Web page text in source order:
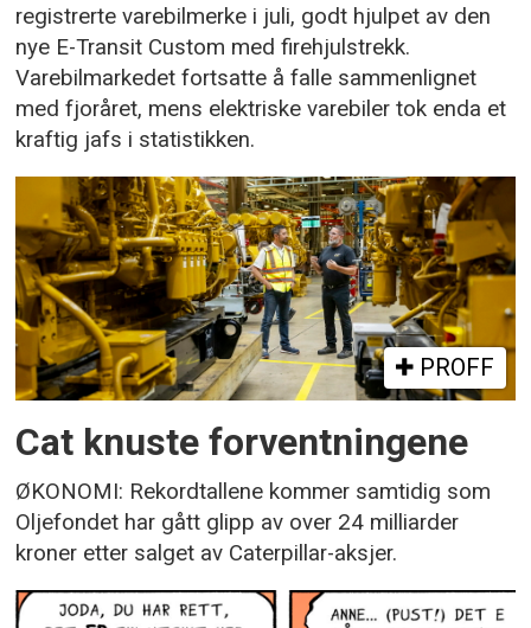
registrerte varebilmerke i juli, godt hjulpet av den
nye E-Transit Custom med firehjulstrekk.
Varebilmarkedet fortsatte å falle sammenlignet
med fjoråret, mens elektriske varebiler tok enda et
kraftig jafs i statistikken.
PROFF
Cat knuste forventningene
ØKONOMI: Rekordtallene kommer samtidig som
Oljefondet har gått glipp av over 24 milliarder
kroner etter salget av Caterpillar-aksjer.